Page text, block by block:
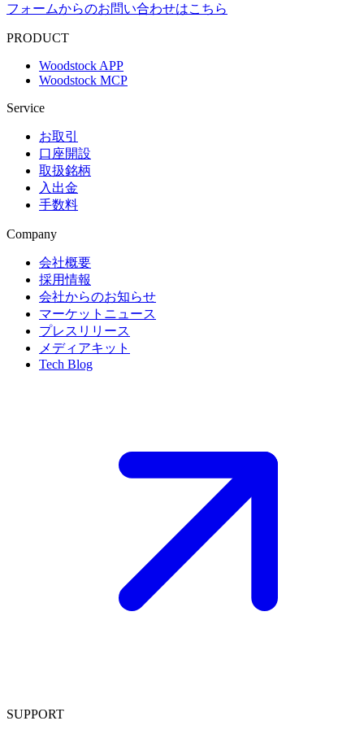
フォームからのお問い合わせはこちら
PRODUCT
Woodstock APP
Woodstock MCP
Service
お取引
口座開設
取扱銘柄
入出金
手数料
Company
会社概要
採用情報
会社からのお知らせ
マーケットニュース
プレスリリース
メディアキット
Tech Blog
SUPPORT